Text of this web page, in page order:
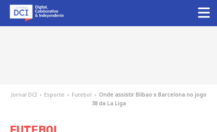
Jornal DCI › Esporte › Futebol › Onde assistir Bilbao x Barcelona no jogo
38 da La Liga